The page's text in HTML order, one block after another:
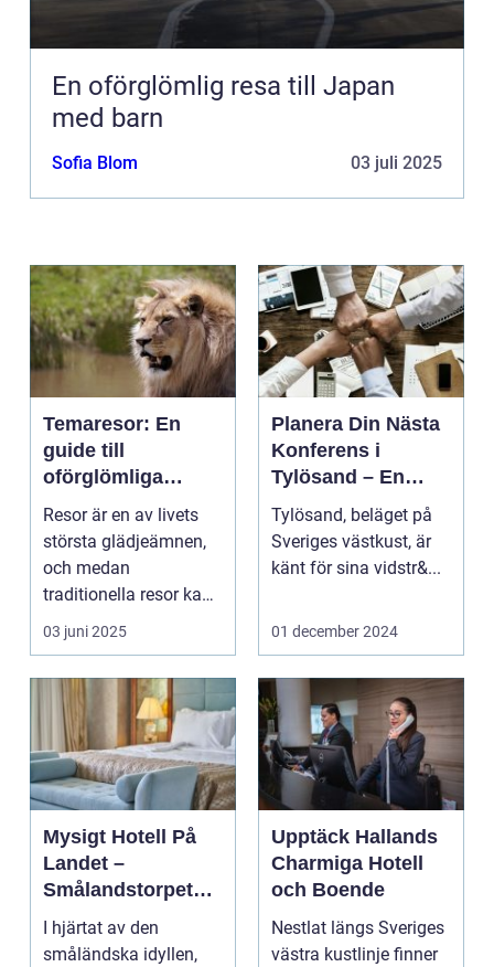
En oförglömlig resa till Japan
med barn
Sofia Blom 03 juli 2025
Temaresor: En
guide till
oförglömliga
upplevelser
Resor är en av livets
största glädjeämnen,
och medan
traditionella resor kan
bju...
03 juni 2025
Planera Din Nästa
Konferens i
Tylösand – En
Oslagbar
Upplevelse
Tylösand, beläget på
Sveriges västkust, är
känt för sina vidstr&...
01 december 2024
Mysigt Hotell På
Landet –
Smålandstorpets
Enchanted Retreat
I hjärtat av den
småländska idyllen,
Upptäck Hallands
Charmiga Hotell
och Boende
Nestlat längs Sveriges
västra kustlinje finner